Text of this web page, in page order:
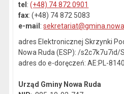
tel :(+48) 74 872 0901
fax: (+48) 74 872 5083
e-mail :
adres Elektronicznej Skrzynki
Nowa Ruda (ESP): /s2c7k7u7id/
adres do e-doręczeń: AE:PL-
Urząd Gminy Nowa Ruda